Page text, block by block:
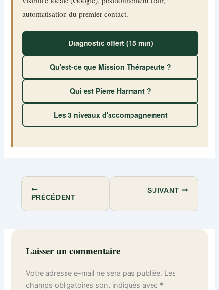
automatisation du premier contact.
Diagnostic offert (15 min)
Qu'est-ce que Mission Thérapeute ?
Qui est Pierre Harmant ?
Les 3 niveaux d'accompagnement
PRÉCÉDENT
SUIVANT
Laisser un commentaire
Votre adresse e-mail ne sera pas publiée. Les
champs obligatoires sont indiqués avec *